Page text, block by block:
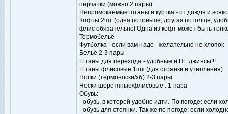
перчатки (можно 2 пары)
Непромокаемые штаны и куртка - от дождя и
Кофты 2шт (одна потоньше, другая потолще,
флис обязательно! Одна из кофт может быть
Термобельё
Футболка - если вам надо - желательно не хлопок
Бельё 2-3 пары
Штаны для перехода - удобные и НЕ джинсы!!!.
Штаны флисовые 1шт (для стоянки и утепления).
Носки (термоноски/хб) 2-3 пары
Носки шерстяные/флисовые : 1 пара
Обувь:
- обувь, в которой удобно идти. По погоде: если
- обувь для стоянки. Так же по погоде: если